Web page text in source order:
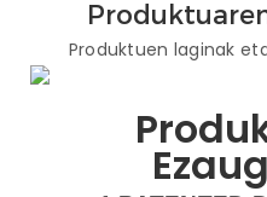
Produktuen laginak